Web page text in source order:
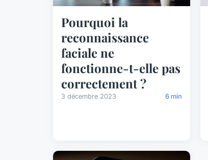
Pourquoi la
reconnaissance
faciale ne
fonctionne-t-elle pas
correctement ?
3 décembre 2023 6 min